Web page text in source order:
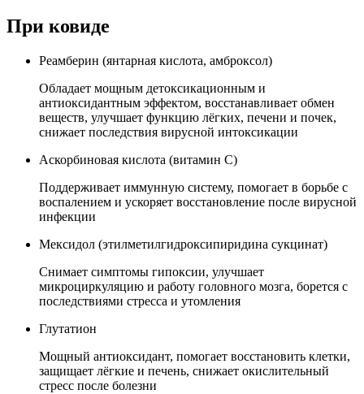
При ковиде
Реамберин (янтарная кислота, амброксол)
Обладает мощным детоксикационным и
антиоксидантным эффектом, восстанавливает обмен
веществ, улучшает функцию лёгких, печени и почек,
снижает последствия вирусной интоксикации
Аскорбиновая кислота (витамин C)
Поддерживает иммунную систему, помогает в борьбе с
воспалением и ускоряет восстановление после вирусной
инфекции
Мексидол (этилметилгидроксипиридина сукцинат)
Снимает симптомы гипоксии, улучшает
микроциркуляцию и работу головного мозга, борется с
последствиями стресса и утомления
Глутатион
Мощный антиоксидант, помогает восстановить клетки,
защищает лёгкие и печень, снижает окислительный
стресс после болезни